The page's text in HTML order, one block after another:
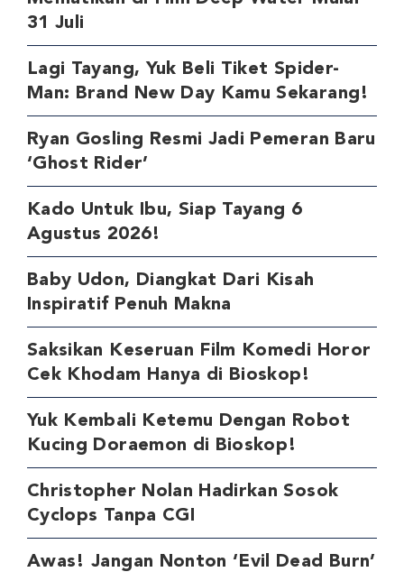
31 Juli
Lagi Tayang, Yuk Beli Tiket Spider-
Man: Brand New Day Kamu Sekarang!
Ryan Gosling Resmi Jadi Pemeran Baru
‘Ghost Rider’
Kado Untuk Ibu, Siap Tayang 6
Agustus 2026!
Baby Udon, Diangkat Dari Kisah
Inspiratif Penuh Makna
Saksikan Keseruan Film Komedi Horor
Cek Khodam Hanya di Bioskop!
Yuk Kembali Ketemu Dengan Robot
Kucing Doraemon di Bioskop!
Christopher Nolan Hadirkan Sosok
Cyclops Tanpa CGI
Awas! Jangan Nonton ‘Evil Dead Burn’